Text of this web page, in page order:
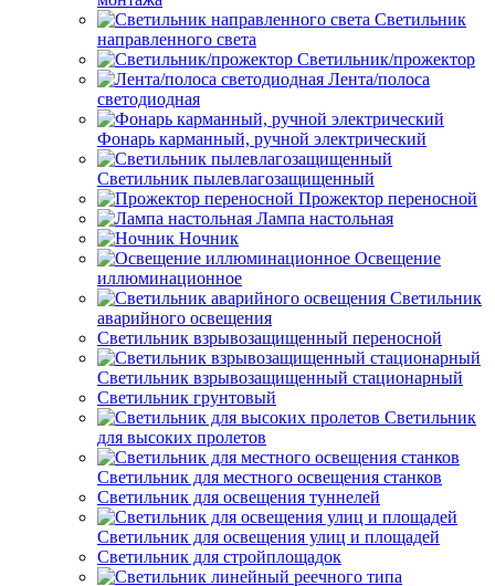
Светильник
направленного света
Светильник/прожектор
Лента/полоса
светодиодная
Фонарь карманный, ручной электрический
Светильник пылевлагозащищенный
Прожектор переносной
Лампа настольная
Ночник
Освещение
иллюминационное
Светильник
аварийного освещения
Светильник взрывозащищенный переносной
Светильник взрывозащищенный стационарный
Светильник грунтовый
Светильник
для высоких пролетов
Светильник для местного освещения станков
Светильник для освещения туннелей
Светильник для освещения улиц и площадей
Светильник для стройплощадок